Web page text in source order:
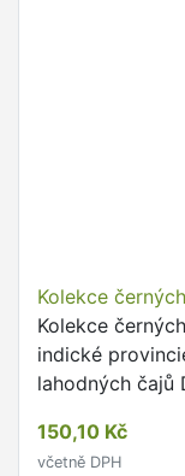
Kolekce
Kolekce
indické
lahodných čajů
balených sáčků
150,10 Kč
včetně DPH